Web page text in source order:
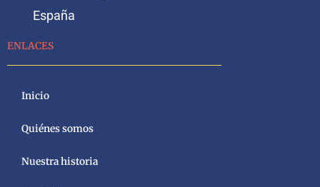
España
ENLACES
Inicio
Quiénes somos
Nuestra historia